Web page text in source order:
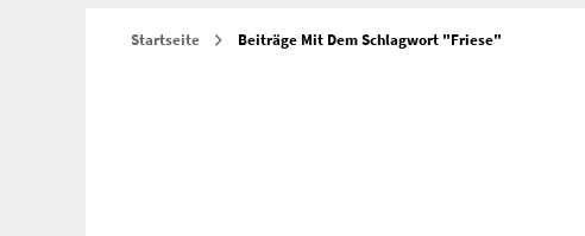
Startseite Beiträge Mit Dem Schlagwort "friese"